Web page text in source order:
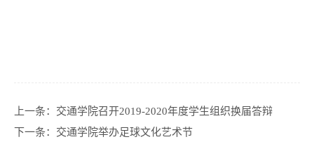
上一条： 交通学院召开2019-2020年度学生组织换届答辩
下一条： 交通学院举办足球文化艺术节